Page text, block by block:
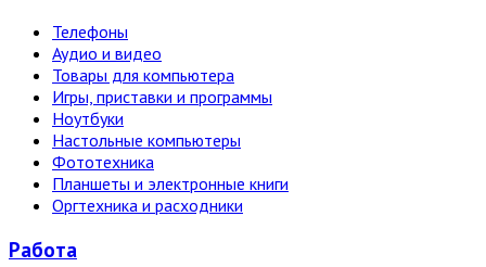
Телефоны
Аудио и видео
Товары для компьютера
Игры, приставки и программы
Ноутбуки
Настольные компьютеры
Фототехника
Планшеты и электронные книги
Оргтехника и расходники
Работа